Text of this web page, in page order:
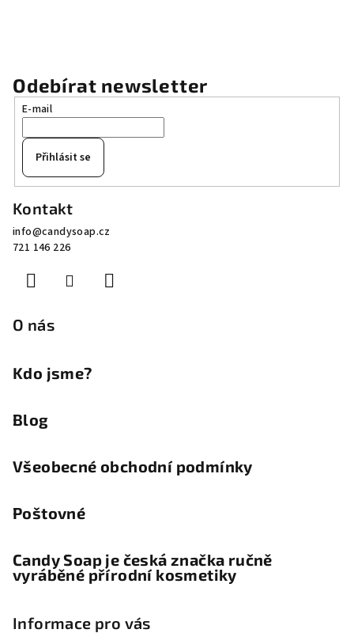
Odebírat newsletter
E-mail
Přihlásit se
Kontakt
info@candysoap.cz
721 146 226
O nás
Kdo jsme?
Blog
Všeobecné obchodní podmínky
Poštovné
Candy Soap je česká značka ručně
vyráběné přírodní kosmetiky
Informace pro vás